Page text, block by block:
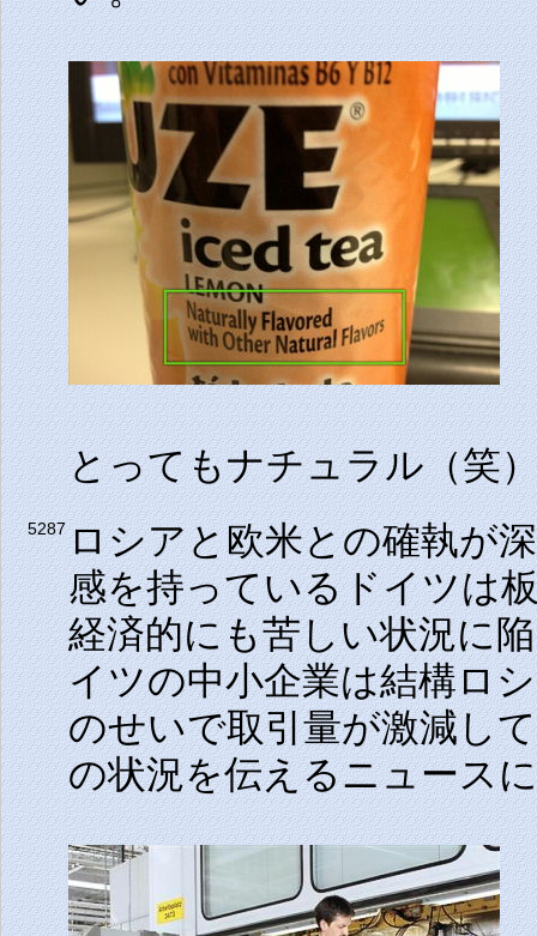
とってもナチュラル（笑
5287ロシアと欧米との確執が
感を持っているドイツは
経済的にも苦しい状況に
イツの中小企業は結構ロ
のせいで取引量が激減し
の状況を伝えるニュース